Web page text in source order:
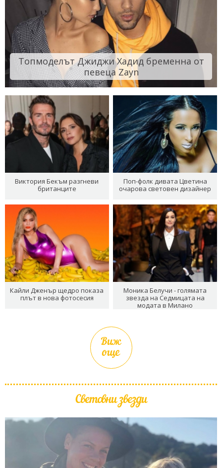
Топмоделът Джиджи Хадид бременна от
певеца Zayn
Виктория Бекъм разгневи
британците
Поп-фолк дивата Цветина
очарова световен дизайнер
Кайли Дженър щедро показа
плът в нова фотосесия
Моника Белучи - голямата
звезда на Седмицата на
модата в Милано
Виж
още
Световни звезди